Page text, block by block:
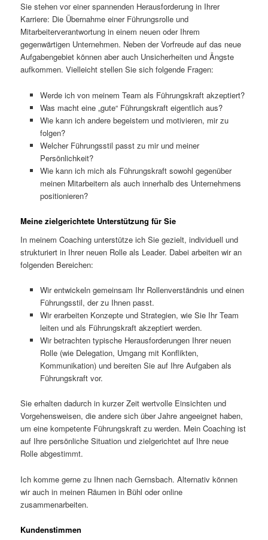
Sie stehen vor einer spannenden Herausforderung in Ihrer
Karriere: Die Übernahme einer Führungsrolle und
Mitarbeiterverantwortung in einem neuen oder Ihrem
gegenwärtigen Unternehmen. Neben der Vorfreude auf das neue
Aufgabengebiet können aber auch Unsicherheiten und Ängste
aufkommen. Vielleicht stellen Sie sich folgende Fragen:
Werde ich von meinem Team als Führungskraft akzeptiert?
Was macht eine „gute“ Führungskraft eigentlich aus?
Wie kann ich andere begeistern und motivieren, mir zu
folgen?
Welcher Führungsstil passt zu mir und meiner
Persönlichkeit?
Wie kann ich mich als Führungskraft sowohl gegenüber
meinen Mitarbeitern als auch innerhalb des Unternehmens
positionieren?
Meine zielgerichtete Unterstützung für Sie
In meinem Coaching unterstütze ich Sie gezielt, individuell und
strukturiert in Ihrer neuen Rolle als Leader. Dabei arbeiten wir an
folgenden Bereichen:
Wir entwickeln gemeinsam Ihr Rollenverständnis und einen
Führungsstil, der zu Ihnen passt.
Wir erarbeiten Konzepte und Strategien, wie Sie Ihr Team
leiten und als Führungskraft akzeptiert werden.
Wir betrachten typische Herausforderungen Ihrer neuen
Rolle (wie Delegation, Umgang mit Konflikten,
Kommunikation) und bereiten Sie auf Ihre Aufgaben als
Führungskraft vor.
Sie erhalten dadurch in kurzer Zeit wertvolle Einsichten und
Vorgehensweisen, die andere sich über Jahre angeeignet haben,
um eine kompetente Führungskraft zu werden. Mein Coaching ist
auf Ihre persönliche Situation und zielgerichtet auf Ihre neue
Rolle abgestimmt.
Ich komme gerne zu Ihnen nach Gernsbach. Alternativ können
wir auch in meinen Räumen in Bühl oder online
zusammenarbeiten.
Kundenstimmen